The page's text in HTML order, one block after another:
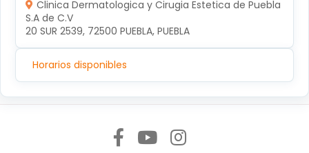
Clinica Dermatologica y Cirugia Estetica de Puebla
S.A de C.V
20 SUR 2539, 72500 PUEBLA, PUEBLA
Horarios disponibles